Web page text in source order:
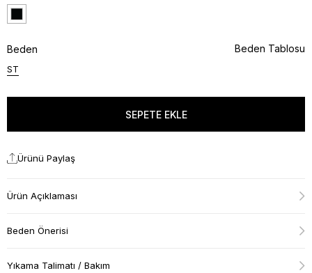
Beden
ST
Beden Tablosu
Ürünü Paylaş
Ürün Açıklaması
Beden Önerisi
Yıkama Talimatı / Bakım